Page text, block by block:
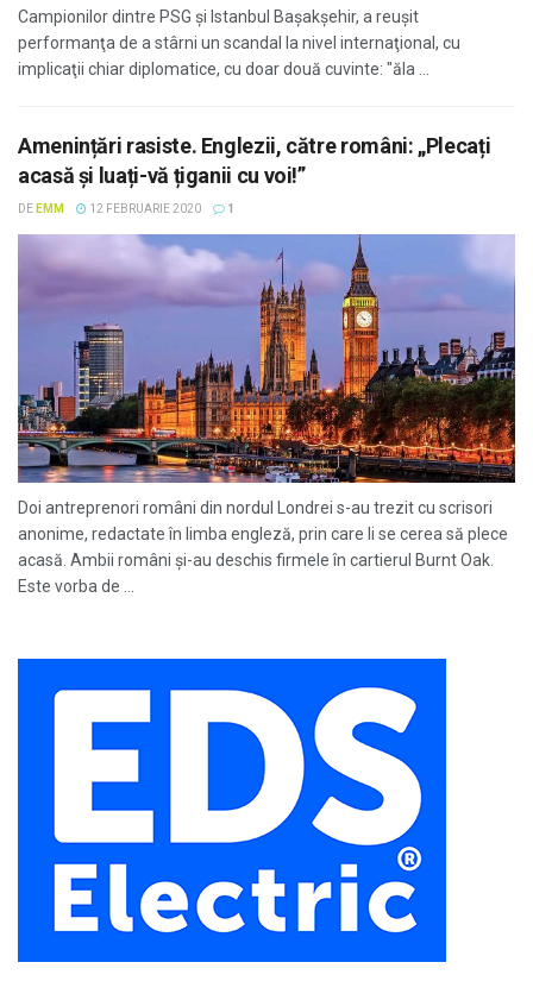
Campionilor dintre PSG şi Istanbul Başakşehir, a reuşit
performanţa de a stârni un scandal la nivel internaţional, cu
implicaţii chiar diplomatice, cu doar două cuvinte: "ăla ...
Amenințări rasiste. Englezii, către români: „Plecați
acasă și luați-vă țiganii cu voi!”
DE EMM 12 FEBRUARIE 2020 1
Doi antreprenori români din nordul Londrei s-au trezit cu scrisori
anonime, redactate în limba engleză, prin care li se cerea să plece
acasă. Ambii români și-au deschis firmele în cartierul Burnt Oak.
Este vorba de ...